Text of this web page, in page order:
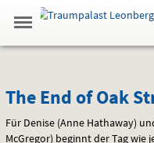
Springe
zum
,zum
.
Navigation
Gehe
zur
Standortauswahl
Hinweis
The
End
The End of Oak
Für Denise (Anne Hathaway)
McGregor) beginnt der Tag wie